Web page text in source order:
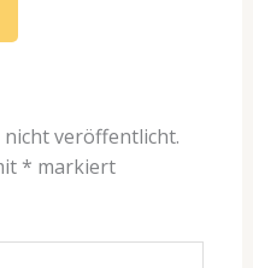
nicht veröffentlicht.
* markiert